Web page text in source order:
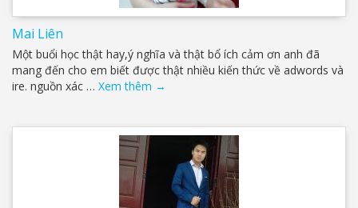
Mai Liên
Một buổi học thật hay,ý nghĩa và thật bổ ích cảm ơn anh đã
mang đến cho em biết được thật nhiều kiến thức về adwords và
ire. nguồn xác … Xem thêm →